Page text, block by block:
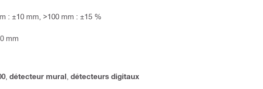
: ±10 mm, >100 mm : ±15 %
mm
détecteur mural détecteurs digitaux